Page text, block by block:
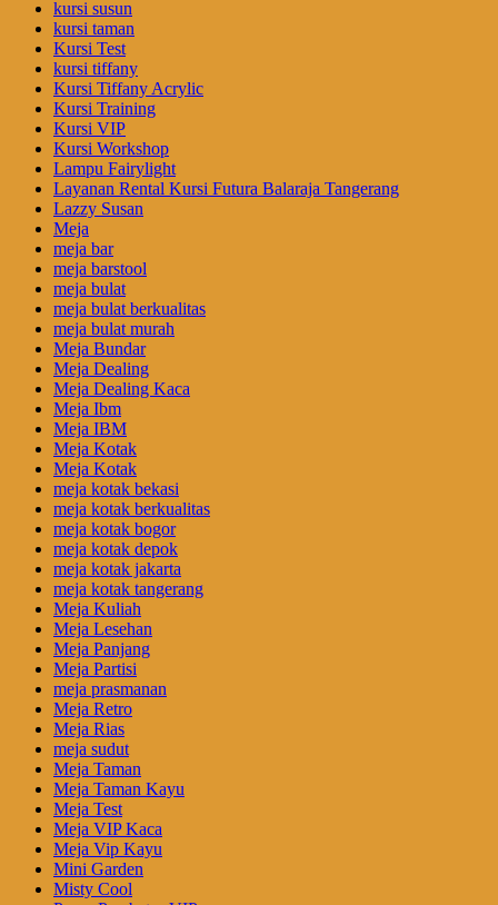
kursi susun
kursi taman
Kursi Test
kursi tiffany
Kursi Tiffany Acrylic
Kursi Training
Kursi VIP
Kursi Workshop
Lampu Fairylight
Layanan Rental Kursi Futura Balaraja Tangerang
Lazzy Susan
Meja
meja bar
meja barstool
meja bulat
meja bulat berkualitas
meja bulat murah
Meja Bundar
Meja Dealing
Meja Dealing Kaca
Meja Ibm
Meja IBM
Meja Kotak
Meja Kotak
meja kotak bekasi
meja kotak berkualitas
meja kotak bogor
meja kotak depok
meja kotak jakarta
meja kotak tangerang
Meja Kuliah
Meja Lesehan
Meja Panjang
Meja Partisi
meja prasmanan
Meja Retro
Meja Rias
meja sudut
Meja Taman
Meja Taman Kayu
Meja Test
Meja VIP Kaca
Meja Vip Kayu
Mini Garden
Misty Cool